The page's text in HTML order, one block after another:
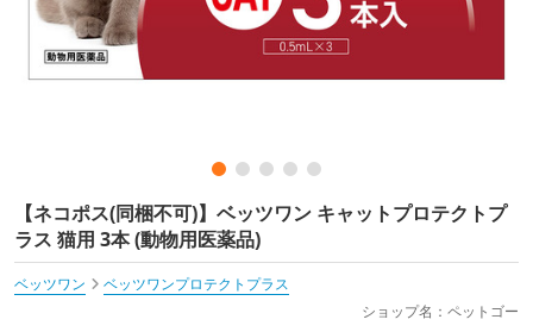
【ネコポス(同梱不可)】ベッツワン キャットプロテクトプ
ラス 猫用 3本 (動物用医薬品)
ベッツワン
ベッツワンプロテクトプラス
ショップ名：ペットゴー